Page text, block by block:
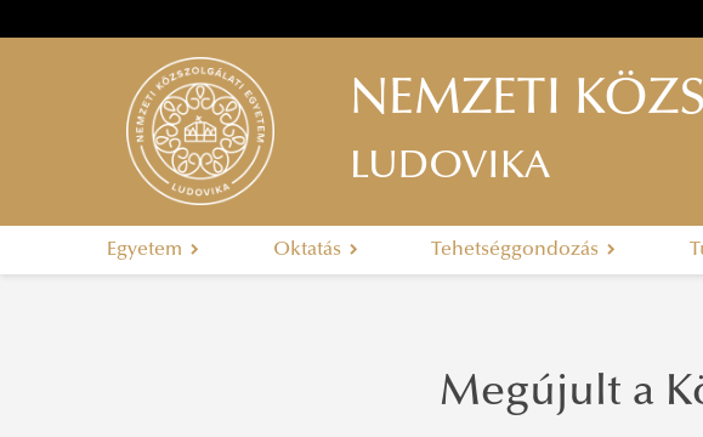
NEMZETI
LUDOVIKA
Egyetem Oktatás Tehetséggondozás
Megújult a